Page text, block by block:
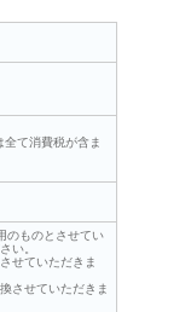
て消費税が含ま
のものとさせてい
い。
せていただきま
させていただきま